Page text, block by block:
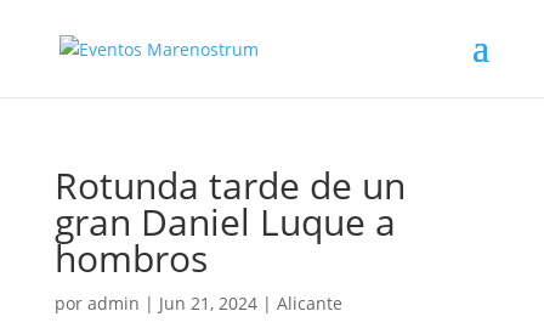
Rotunda tarde de un
gran Daniel Luque a
hombros
por admin | Jun 21, 2024| Alicante